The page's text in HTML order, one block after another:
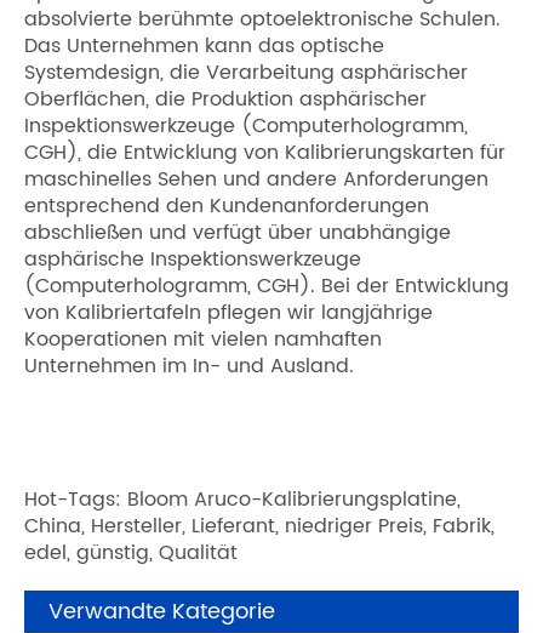
absolvierte berühmte optoelektronische Schulen.
Das Unternehmen kann das optische
Systemdesign, die Verarbeitung asphärischer
Oberflächen, die Produktion asphärischer
Inspektionswerkzeuge (Computerhologramm,
CGH), die Entwicklung von Kalibrierungskarten für
maschinelles Sehen und andere Anforderungen
entsprechend den Kundenanforderungen
abschließen und verfügt über unabhängige
asphärische Inspektionswerkzeuge
(Computerhologramm, CGH). Bei der Entwicklung
von Kalibriertafeln pflegen wir langjährige
Kooperationen mit vielen namhaften
Unternehmen im In- und Ausland.
Hot-Tags: Bloom Aruco-Kalibrierungsplatine,
China, Hersteller, Lieferant, niedriger Preis, Fabrik,
edel, günstig, Qualität
Verwandte Kategorie